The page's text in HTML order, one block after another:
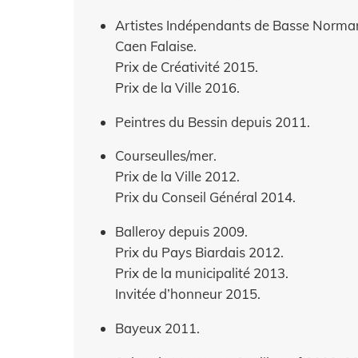
Artistes Indépendants de Basse
Caen Falaise.
Prix de Créativité 2015.
Prix de la Ville 2016.
Peintres du Bessin depuis 2011.
Courseulles/mer.
Prix de la Ville 2012.
Prix du Conseil Général 2014.
Balleroy depuis 2009.
Prix du Pays Biardais 2012.
Prix de la municipalité 2013.
Invitée d’honneur 2015.
Bayeux 2011.